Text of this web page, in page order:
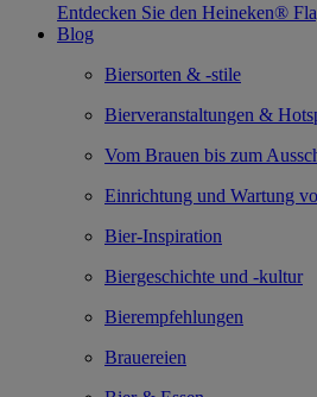
Entdecken Sie den Heineken®
Blog
Biersorten & -stile
Bierveranstaltungen &
Vom Brauen bis zum
Einrichtung und Wartung
Bier-Inspiration
Biergeschichte und -kultur
Bierempfehlungen
Brauereien